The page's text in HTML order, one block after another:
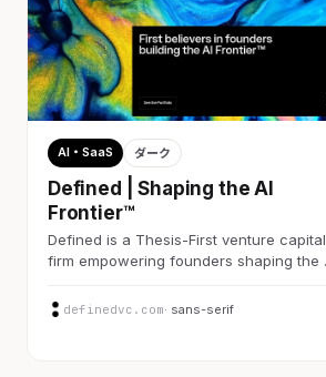
AI・SaaS ダーク
Defined | Shaping the AI
Frontier™
Defined is a Thesis-First venture capital
firm empowering founders shaping the
definedvc.com· sans-serif